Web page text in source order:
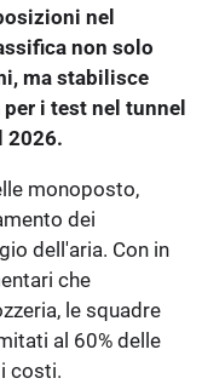
nel
non solo
ma stabilisce
i test nel tunnel
2026.
monoposto,
dei
dell'aria. Con in
che
le squadre
al 60% delle
costi.